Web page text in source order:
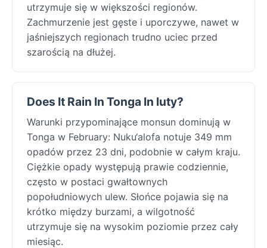
utrzymuje się w większości regionów.
Zachmurzenie jest gęste i uporczywe, nawet w
jaśniejszych regionach trudno uciec przed
szarością na dłużej.
Does It Rain In Tonga In luty?
Warunki przypominające monsun dominują w
Tonga w February: Nuku‘alofa notuje 349 mm
opadów przez 23 dni, podobnie w całym kraju.
Ciężkie opady występują prawie codziennie,
często w postaci gwałtownych
popołudniowych ulew. Słońce pojawia się na
krótko między burzami, a wilgotność
utrzymuje się na wysokim poziomie przez cały
miesiąc.